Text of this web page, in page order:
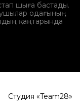
шыға бастады.
одағының
қаңтарында
Студия «Team28»